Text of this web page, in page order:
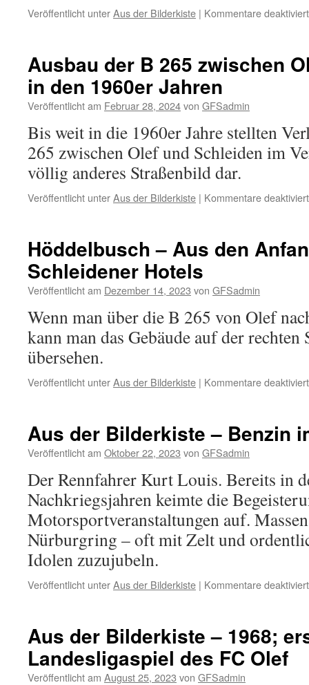
Veröffentlicht unterAus der Bilderkiste | Kommentare deaktiviert
Ausbau der B 265 zwischen
in den 1960er Jahren
Veröffentlicht am Februar 28, 2024von GFSadmin
Bis weit in die 1960er Jahre stellten
265 zwischen Olef und Schleiden im
völlig anderes Straßenbild dar.
Veröffentlicht unterAus der Bilderkiste | Kommentare deaktiviert
Höddelbusch – Aus den
Schleidener Hotels
Veröffentlicht am Dezember 14, 2023 von GFSadmin
Wenn man über die B 265 von Olef
kann man das Gebäude auf der rechten
übersehen.
Veröffentlicht unterAus der Bilderkiste | Kommentare deaktiviert
Aus der Bilderkiste – Benzin
Veröffentlicht am Oktober 22, 2023 von GFSadmin
Der Rennfahrer Kurt Louis. Bereits in
Nachkriegsjahren keimte die
Motorsportveranstaltungen auf.
Nürburgring – oft mit Zelt und
Idolen zuzujubeln.
Veröffentlicht unterAus der Bilderkiste | Kommentare deaktiviert
Aus der Bilderkiste – 1968;
Landesligaspiel des FC Olef
Veröffentlicht am August 25, 2023 von GFSadmin